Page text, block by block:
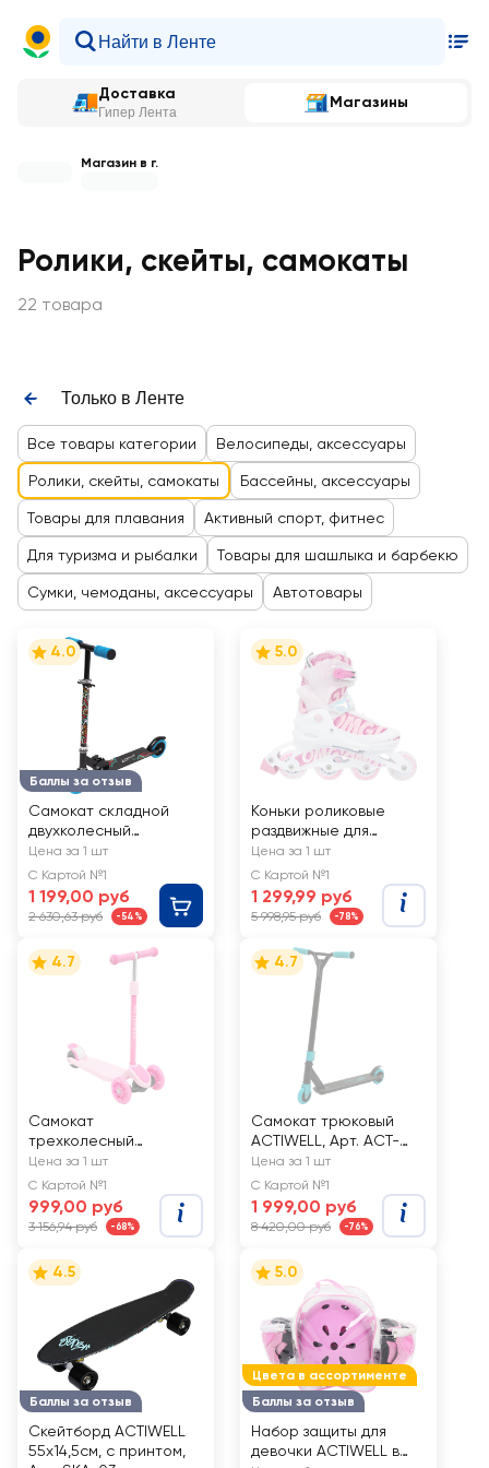
Доставка
Гипер Лента
Магазины
Магазин в г.
Ролики, скейты, самокаты
22 товара
Только в Ленте
Все товары категории Велосипеды, аксессуары
Ролики, скейты, самокаты Бассейны, аксессуары
Товары для плавания Активный спорт, фитнес
Для туризма и рыбалки Товары для шашлыка и барбекю
Сумки, чемоданы, аксессуары Автотовары
Баллы за отзыв
4.0
Самокат складной
двухколесный
ACTIWELL Steel S23,
Арт. ACT-S01
Цена за 1 шт
С Картой №1
1 199,00 руб
2 630,63 руб -54%
5.0
Коньки роликовые
раздвижные для
девочки ACTIWELL р.
34–37, со светящимся
колесом, Арт. PW-
117light
Цена за 1 шт
С Картой №1
1 299,99 руб
5 998,95 руб -78%
4.7
Самокат
трехколесный
ACTIWELL KIDS не
складной, со
светящимися
передними колесами,
Арт. ACT-S02
Цена за 1 шт
С Картой №1
999,00 руб
3 156,94 руб -68%
4.7
Самокат трюковый
ACTIWELL, Арт. ACT-
S09
Цена за 1 шт
С Картой №1
1 999,00 руб
8 420,00 руб -76%
Баллы за отзыв
4.5
Скейтборд ACTIWELL
55x14,5см, с принтом,
Цвета в ассортименте
Баллы за отзыв
5.0
Набор защиты для
девочки ACTIWELL в